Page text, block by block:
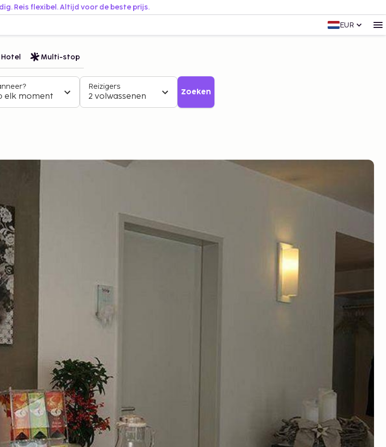
Reis flexibel. Altijd voor de beste prijs.
EUR
Multi-stop
elk moment
Reizigers
2 volwassenen Zoeken